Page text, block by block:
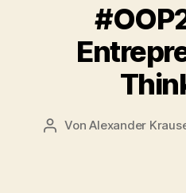
Beitragsautor
VonAlexander